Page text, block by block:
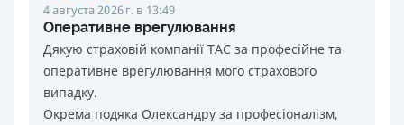
4 августа 2026 г. в 13:49
Оперативне врегулювання
Дякую страховій компанії ТАС за професійне та
оперативне врегулювання мого страхового
випадку.
Окрема подяка Олександру за професіоналізм,